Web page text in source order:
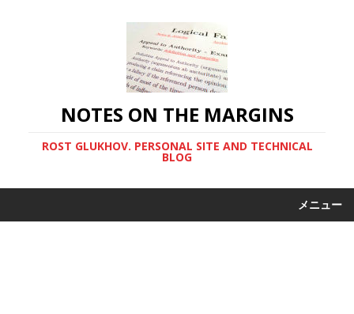
NOTES ON THE MARGINS
ROST GLUKHOV. PERSONAL SITE AND TECHNICAL
BLOG
メニュー